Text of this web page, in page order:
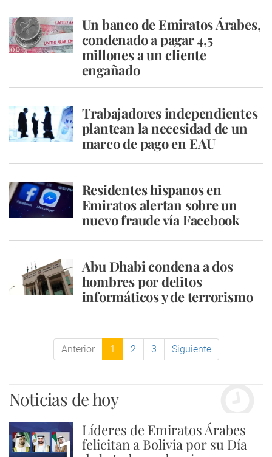
Un banco de Emiratos Árabes,
condenado a pagar 4,5
millones a un cliente
engañado
Trabajadores independientes
plantean la necesidad de un
marco de pago en EAU
Residentes hispanos en
Emiratos alertan sobre un
nuevo fraude vía Facebook
Abu Dhabi condena a dos
hombres por delitos
informáticos y de terrorismo
Anterior 1 2 3 Siguiente
Noticias de hoy
Líderes de Emiratos Árabes
felicitan a Bolivia por su Día